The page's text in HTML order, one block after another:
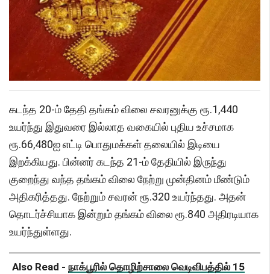
கடந்த 20-ம் தேதி தங்கம் விலை சவரனுக்கு ரூ.1,440
உயர்ந்து இதுவரை இல்லாத வகையில் புதிய உச்சமாக
ரூ.66,480ஐ எட்டி பொதுமக்கள் தலையில் இடியை
இறக்கியது. பின்னர் கடந்த 21-ம் தேதியில் இருந்து
குறைந்து வந்த தங்கம் விலை நேற்று முன்தினம் மீண்டும்
அதிகரித்தது. நேற்றும் சவரன் ரூ.320 உயர்ந்தது. அதன்
தொடர்ச்சியாக இன்றும் தங்கம் விலை ரூ.840 அதிரடியாக
உயர்ந்துள்ளது.
Also Read - நாக்பூரில் தொழிற்சாலை வெடிவிபத்தில் 15